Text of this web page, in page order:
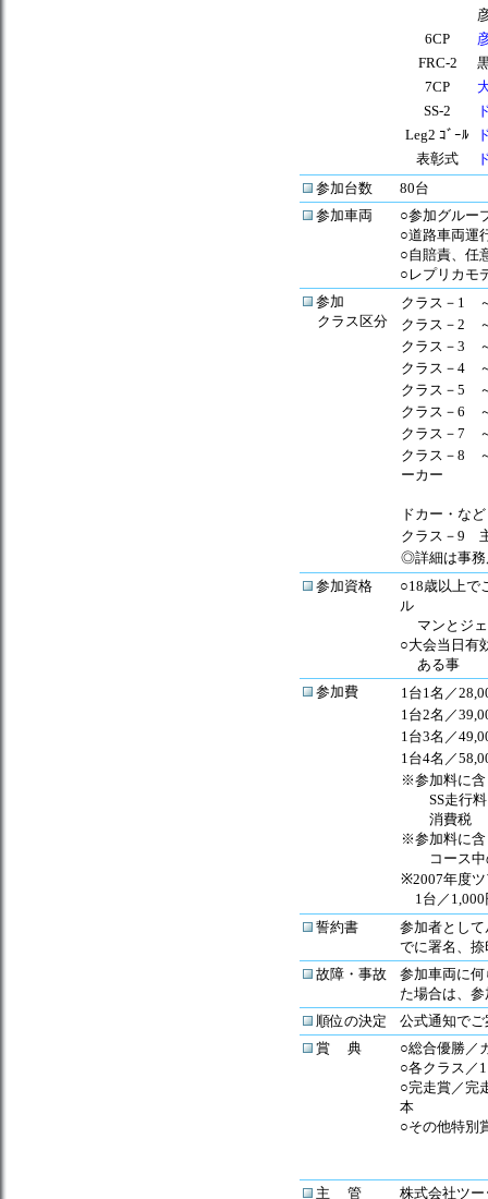
6CP
FRC-2
7CP
SS-2
Leg2 ｺﾞｰﾙ
表彰式
参加台数
80台
参加車両
○参加グルー
○道路車両運
○自賠責、任
○レプリカモ
参加
クラス区分
クラス－1
クラス－2
クラス－3
クラス－4
クラス－5
クラス－6
クラス－7
クラス－8
ーカー
ドカー・な
クラス－9
◎詳細は事務
参加資格
○18歳以上で
ル
マンとジェ
○大会当日有
ある事
参加費
1台1名／
1台2名／
1台3名／
1台4名／
※参加料に含
SS走行料
消費税
※参加料に含
コース中
※2007年度
1台／1,000
誓約書
参加者とし
でに署名、
故障・事故
参加車両に
た場合は、
順位の決定
公式通知で
賞 典
○総合優勝／
○各クラス
○完走賞／完
本
○その他特別
主 管
株式会社ツ